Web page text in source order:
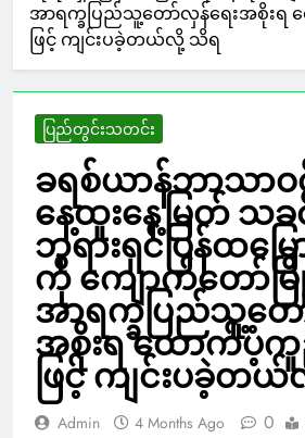
အာရက္ခပြည်သူ့တော်လှန်ရေးအစိုးရ
ဖြင့် ကျင်းပခဲ့တယ်လို့ သိရ
ပြည်တွင်းသတင်း
ခရစ်ယာန်ဘာသာ
နေ့ထူးနေ့မြတ် သ
ဘုရားရှင်ပြန်ထမြ
ကို ကျောက်တော်မ
အာရက္ခပြည်သူ့တေ
အစိုးရ ထောက်ပံ့ကူ
ဖြင့် ကျင်းပခဲ့တ
Admin 4 Months Ago 0